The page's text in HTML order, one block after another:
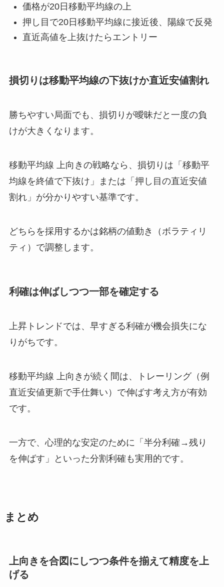
価格が20日移動平均線の上
押し目で20日移動平均線に接近後、陽線で反発
直近高値を上抜けたらエントリー
損切りは移動平均線の下抜けか直近安値割れ
勝ちやすい局面でも、損切りが曖昧だと一度の負
けが大きくなります。
移動平均線 上向きの戦略なら、損切りは「移動平
均線を終値で下抜け」または「押し目の直近安値
割れ」が分かりやすい基準です。
どちらを採用するかは銘柄の値動き（ボラティリ
ティ）で調整します。
利確は伸ばしつつ一部を確定する
上昇トレンドでは、早すぎる利確が機会損失にな
りがちです。
移動平均線 上向きが続く間は、トレーリング（例
直近安値更新で手仕舞い）で伸ばす考え方が有効
です。
一方で、心理的な安定のために「半分利確→残り
を伸ばす」といった分割利確も実用的です。
まとめ
上向きを合図にしつつ条件を揃えて精度を上
げる